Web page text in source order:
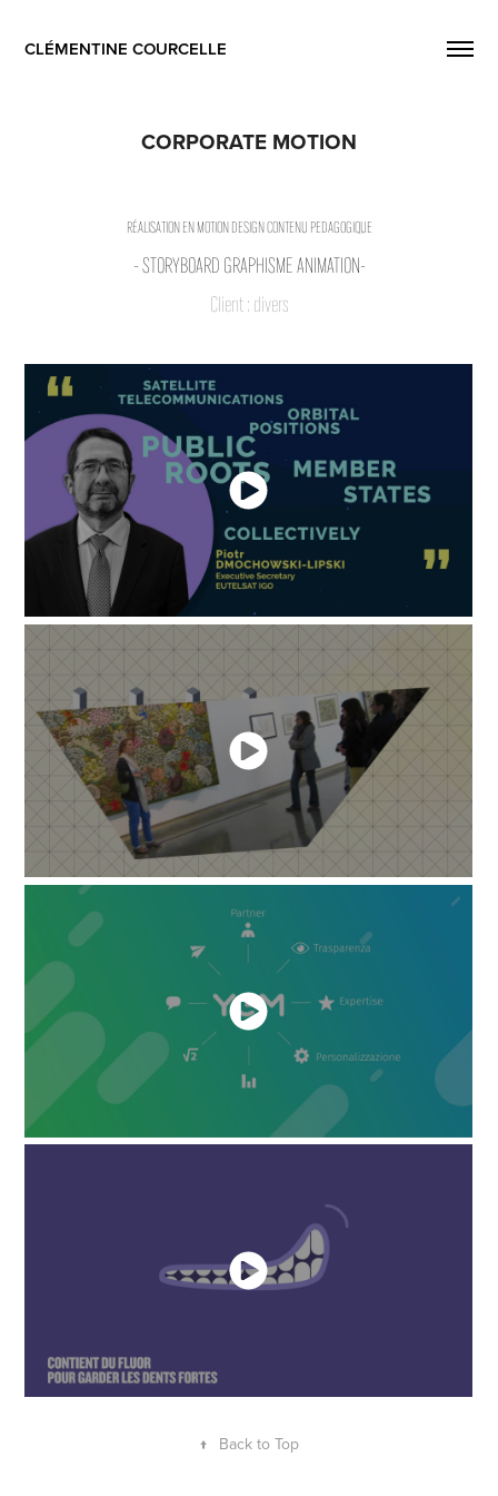
CLÉMENTINE COURCELLE
CORPORATE MOTION
RÉALISATION EN MOTION DESIGN CONTENU PEDAGOGIQUE
- STORYBOARD GRAPHISME ANIMATION-
Client : divers
↑ Back to Top